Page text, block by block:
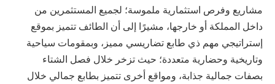
مشاريع وفرص استثمارية ملموسة؛ لجميع المستثمرين من
داخل المملكة أو خارجها، مشيرًا إلى أن الطائف تتميز بموقع
إستراتيجي مهم ذي طابع تضاريسي مميز، وبمقومات سياحية
وتاريخية وحضارية متعددة؛ حيث تزخر خلال فصل الشتاء
بصفات جمالية جذابة، ومواقع أخرى تتميز بطابع جمالي خلال